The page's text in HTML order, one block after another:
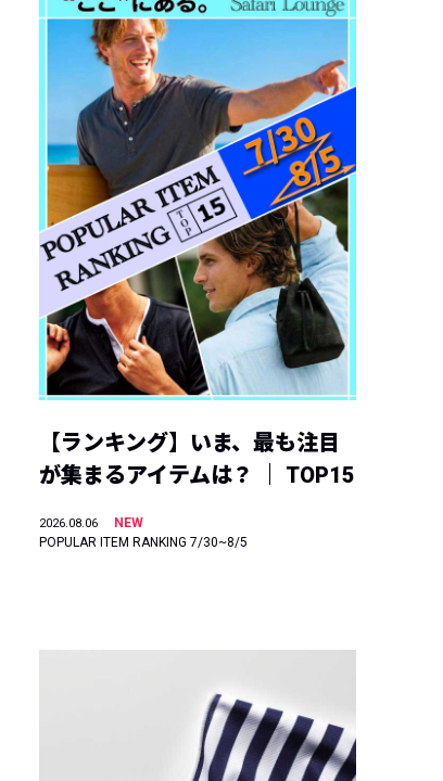
【ランキング】いま、最も注目
が集まるアイテムは？ ｜ TOP15
2026.08.06
NEW
POPULAR ITEM RANKING 7/30~8/5